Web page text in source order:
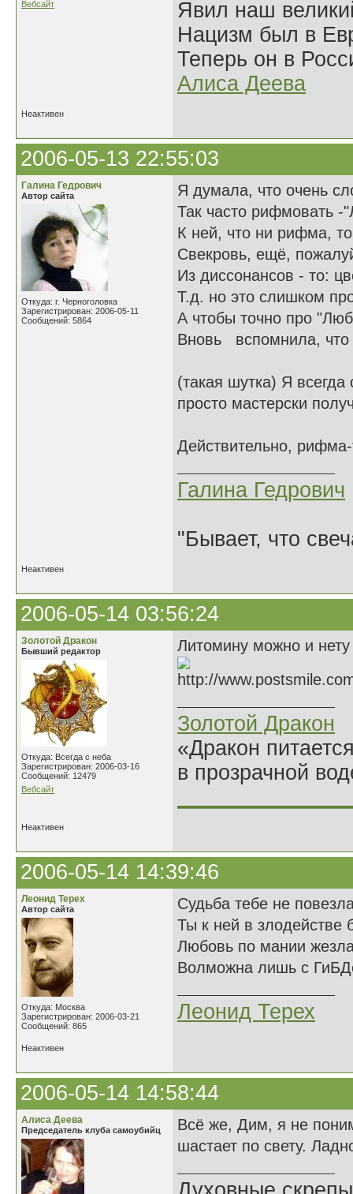
Вебсайт
Явил наш
Нацизм был в
Теперь он в
Алиса Деева
Неактивен
2006-05-13 22:55:03
Галина Гедрович
Автор сайта
Откуда: г. Черноголовка
Зарегистрирован: 2006-05-11
Сообщений: 5864
Я думала, что очень
Так часто рифмовать -
К ней, что ни рифма,
Свекровь, ещё,
Из диссонансов - то:
Т.д. но это слишком
А чтобы точно про
Вновь вспомнила, что
(такая шутка) Я всегда
просто мастерски
Действительно,
Галина Гедрович
"Бывает, что
Неактивен
2006-05-14 03:56:24
Золотой Дракон
Бывший редактор
Откуда: Всегда с неба
Зарегистрирован: 2006-03-16
Сообщений: 12479
Вебсайт
Литомину можно и
Золотой Дракон
«Дракон
в прозрачной
Неактивен
2006-05-14 14:39:46
Леонид Терех
Автор сайта
Откуда: Москва
Зарегистрирован: 2006-03-21
Сообщений: 865
Судьба тебе не
Ты к ней в злодействе
Любовь по мании
Волможна лишь с
Леонид Терех
Неактивен
2006-05-14 14:58:44
Алиса Деева
Председатель клуба самоубийц
Всё же, Дим, я не
шастает по свету.